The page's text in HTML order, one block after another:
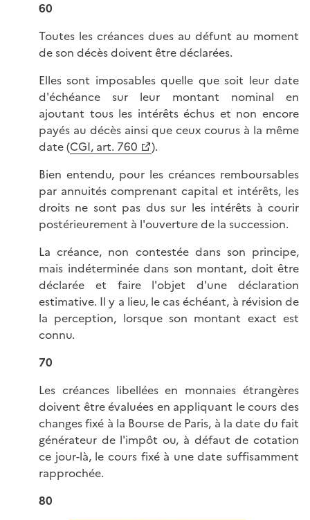
60
Toutes les créances dues au défunt au moment
de son décès doivent être déclarées.
Elles sont imposables quelle que soit leur date
d'échéance sur leur montant nominal en
ajoutant tous les intérêts échus et non encore
payés au décès ainsi que ceux courus à la même
date (CGI, art. 760
).
Bien entendu, pour les créances remboursables
par annuités comprenant capital et intérêts, les
droits ne sont pas dus sur les intérêts à courir
postérieurement à l'ouverture de la succession.
La créance, non contestée dans son principe,
mais indéterminée dans son montant, doit être
déclarée et faire l'objet d'une déclaration
estimative. Il y a lieu, le cas échéant, à révision de
la perception, lorsque son montant exact est
connu.
70
Les créances libellées en monnaies étrangères
doivent être évaluées en appliquant le cours des
changes fixé à la Bourse de Paris, à la date du fait
générateur de l'impôt ou, à défaut de cotation
ce jour-là, le cours fixé à une date suffisamment
rapprochée.
80